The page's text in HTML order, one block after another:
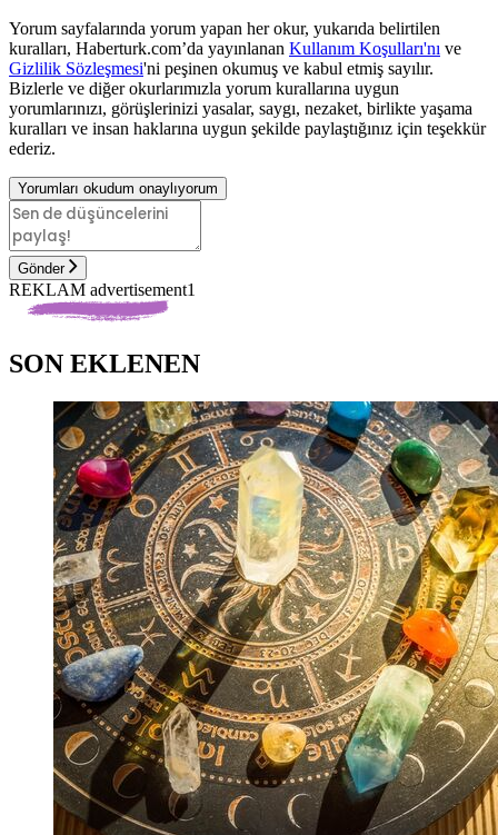
Yorum sayfalarında yorum yapan her okur, yukarıda belirtilen
kuralları, Haberturk.com’da yayınlanan Kullanım Koşulları'nı ve
Gizlilik Sözleşmesi'ni peşinen okumuş ve kabul etmiş sayılır.
Bizlerle ve diğer okurlarımızla yorum kurallarına uygun
yorumlarınızı, görüşlerinizi yasalar, saygı, nezaket, birlikte yaşama
kuralları ve insan haklarına uygun şekilde paylaştığınız için teşekkür
ederiz.
Yorumları okudum onaylıyorum
Gönder
REKLAM advertisement1
SON EKLENEN